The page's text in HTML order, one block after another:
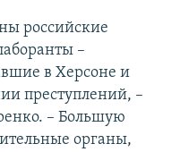
российские
–
в Херсоне и
преступлений, –
– Большую
органы,